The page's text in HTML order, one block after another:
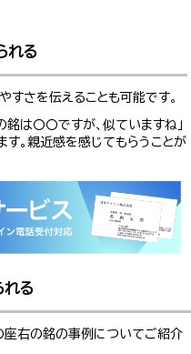
れる
すさを伝えることも可能です。
銘は〇〇ですが、似ていますね」
。親近感を感じてもらうことが
れる
座右の銘の事例についてご紹介